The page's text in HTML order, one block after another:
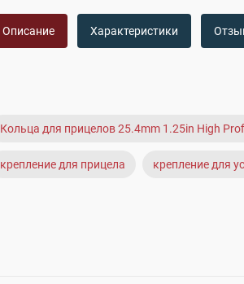
Описание Характеристики
Кольца для прицелов 25.4mm 1.25in High
крепление для прицела крепление для